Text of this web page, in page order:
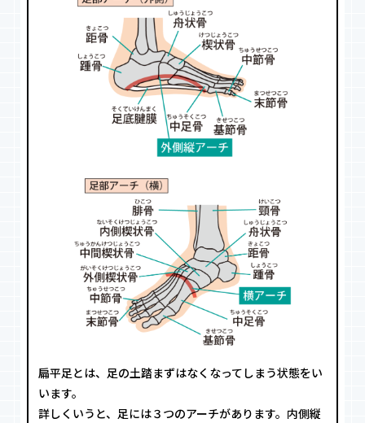
扁平足とは、足の土踏まずはなくなってしまう状態をい
います。
詳しくいうと、足には３つのアーチがあります。内側縦